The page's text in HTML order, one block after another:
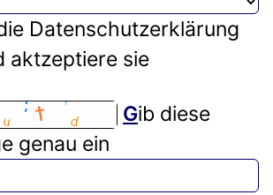
Datenschutzerklärung
aktzeptiere sie
Gib diese
genau ein